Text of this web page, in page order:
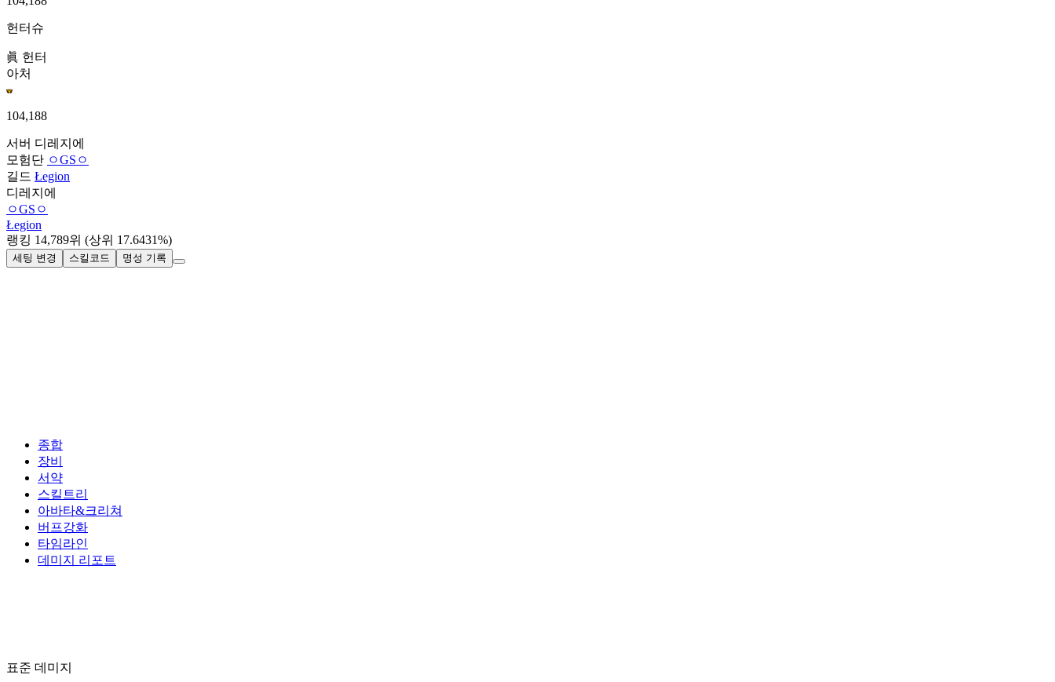
헌터슈
眞 헌터
아처
104,188
서버 디레지에
모험단 ㅇGSㅇ
길드 Łegion
디레지에
ㅇGSㅇ
Łegion
랭킹 14,789위 (상위 17.6431%)
세팅 변경 스킬코드 명성 기록
종합
장비
서약
스킬트리
아바타&크리쳐
버프강화
타임라인
데미지 리포트
표준 데미지